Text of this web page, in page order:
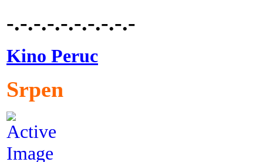
-.-.-.-.-.-.-.-.-.-
Kino Peruc
Srpen